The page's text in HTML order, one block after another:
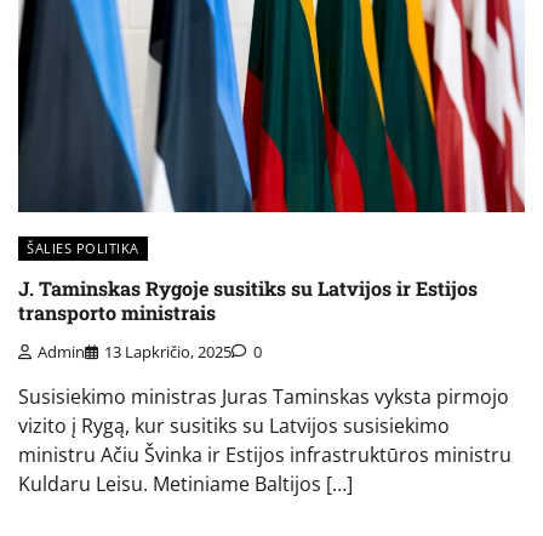
ŠALIES POLITIKA
J. Taminskas Rygoje susitiks su Latvijos ir Estijos
transporto ministrais
Admin 13 Lapkričio, 2025 0
Susisiekimo ministras Juras Taminskas vyksta pirmojo
vizito į Rygą, kur susitiks su Latvijos susisiekimo
ministru Ačiu Švinka ir Estijos infrastruktūros ministru
Kuldaru Leisu. Metiniame Baltijos […]